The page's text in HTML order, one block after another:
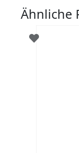
Ähnliche